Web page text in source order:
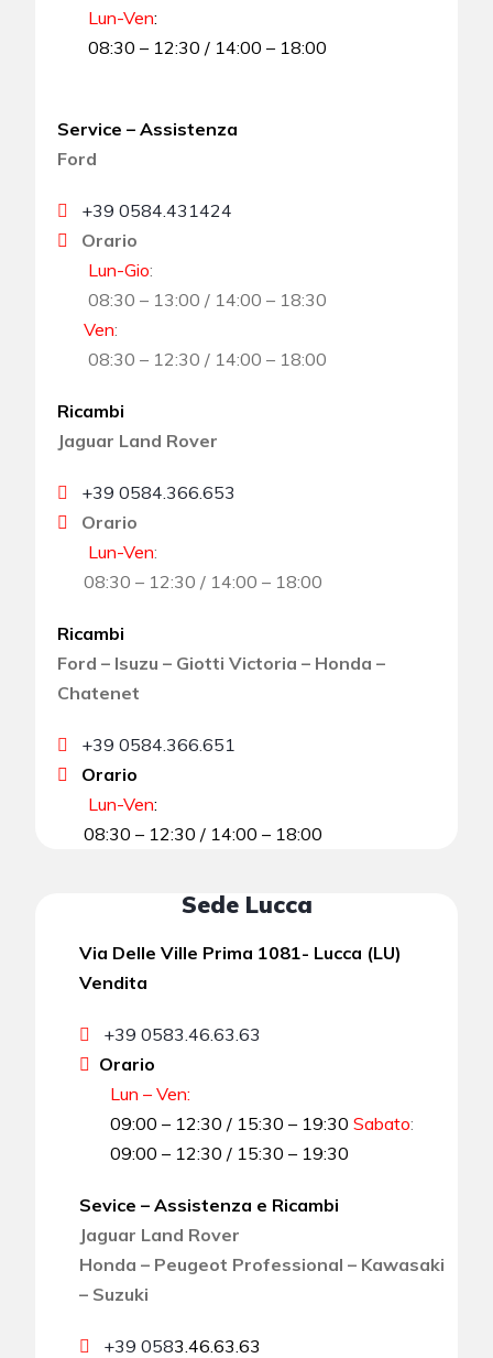
Lun-Ven:
08:30 – 12:30 / 14:00 – 18:00
Service – Assistenza
Ford
+39 0584.431424
Orario
Lun-Gio:
08:30 – 13:00 / 14:00 – 18:30
Ven:
08:30 – 12:30 / 14:00 – 18:00
Ricambi
Jaguar Land Rover
+39 0584.366.653
Orario
Lun-Ven:
08:30 – 12:30 / 14:00 – 18:00
Ricambi
Ford – Isuzu – Giotti Victoria – Honda –
Chatenet
+39 0584.366.651
Orario
Lun-Ven:
08:30 – 12:30 / 14:00 – 18:00
Sede Lucca
Via Delle Ville Prima 1081- Lucca (LU)
Vendita
+39 0583.46.63.63
Orario
Lun – Ven:
09:00 – 12:30 / 15:30 – 19:30 Sabato:
09:00 – 12:30 / 15:30 – 19:30
Sevice – Assistenza e Ricambi
Jaguar Land Rover
Honda – Peugeot Professional – Kawasaki
– Suzuki
+39 0583.46.63.63